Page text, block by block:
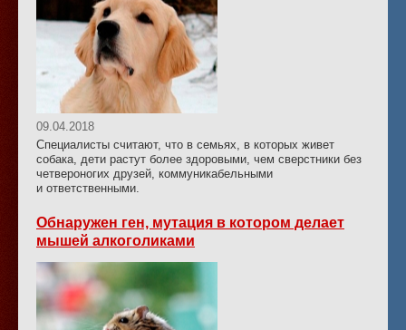
09.04.2018
Специалисты считают, что в семьях, в которых живет
собака, дети растут более здоровыми, чем сверстники без
четвероногих друзей, коммуникабельными
и ответственными.
Обнаружен ген, мутация в котором делает
мышей алкоголиками